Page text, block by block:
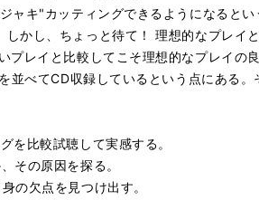
ャキ"カッティングできるようになると
かし、ちょっと待て！ 理想的なプレ
プレイと比較してこそ理想的なプレイ
並べてCD収録しているという点にある
を比較試聴して実感する。
その原因を探る。
の欠点を見つけ出す。